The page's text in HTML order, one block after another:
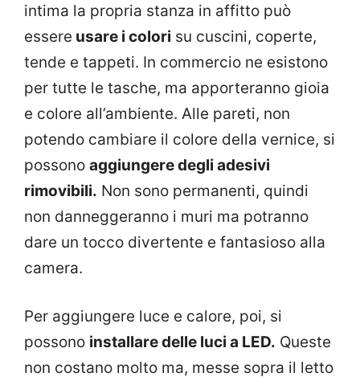
intima la propria stanza in affitto può
essere usare i colori su cuscini, coperte,
tende e tappeti. In commercio ne esistono
per tutte le tasche, ma apporteranno gioia
e colore all’ambiente. Alle pareti, non
potendo cambiare il colore della vernice, si
possono aggiungere degli adesivi
rimovibili. Non sono permanenti, quindi
non danneggeranno i muri ma potranno
dare un tocco divertente e fantasioso alla
camera.
Per aggiungere luce e calore, poi, si
possono installaredelle luci a LED. Queste
non costano molto ma, messe sopra il letto